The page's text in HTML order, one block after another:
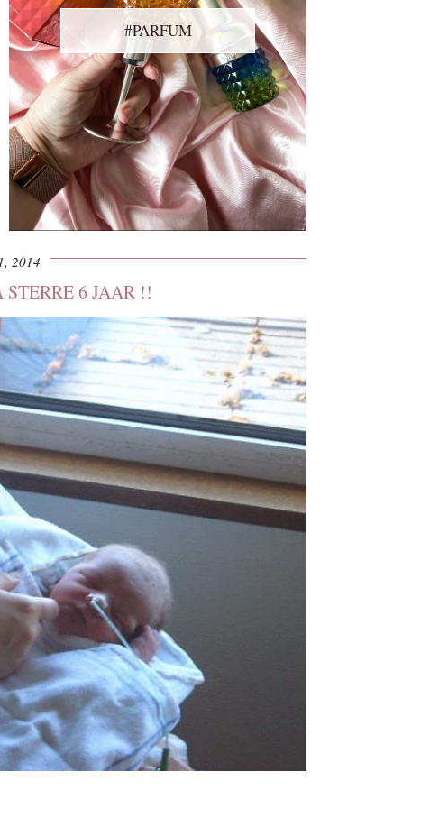
#PARFUM
2014
6 JAAR !!